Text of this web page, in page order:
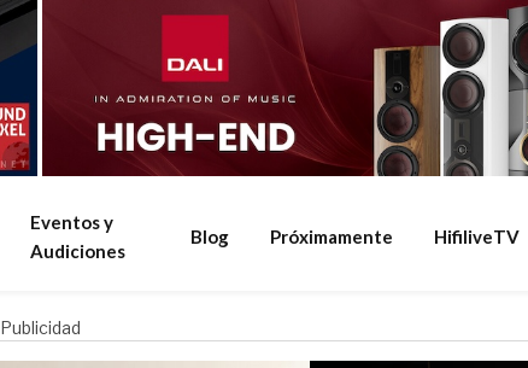
Eventos y
Audiciones
Blog Próximamente HifiliveTV
Publicidad